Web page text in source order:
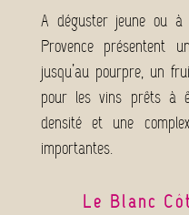
A déguster jeune ou à
Provence présentent
jusqu’au pourpre, un
pour les vins prêts à
densité et une
importantes.
Le Blanc